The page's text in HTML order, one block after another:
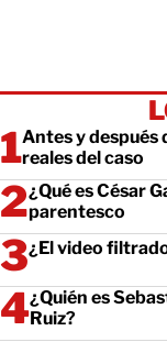
Antes y después
reales del caso
¿Qué es César
parentesco
¿El video
¿Quién es
Ruiz?